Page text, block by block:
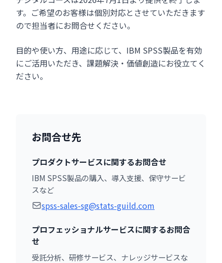
す。ご希望のお客様は個別対応とさせていただきます
ので担当者にお問合せください。
目的や使い方、用途に応じて、IBM SPSS製品を有効
にご活用いただき、課題解決・価値創造にお役立てく
ださい。
お問合せ先
プロダクトサービスに関するお問合せ
IBM SPSS製品の購入、導入支援、保守サービ
スなど
spss-sales-sg@stats-guild.com
プロフェッショナルサービスに関するお問合
せ
受託分析、研修サービス、ナレッジサービスな